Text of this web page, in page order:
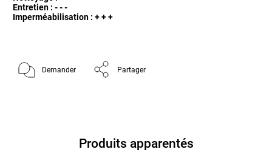
Entretien : - - -
Imperméabilisation : + + +
Demander Partager
Produits apparentés